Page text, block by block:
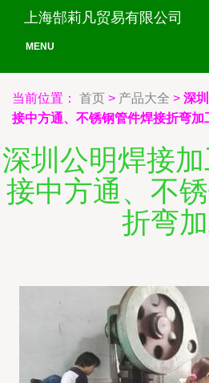
上海郜莉凡贸易有限公司
MENU
当前位置： 首页 > 产品大全 > 深
接中方通、不锈钢管件焊接折弯加
深圳公明焊接
接中方通、不
折弯